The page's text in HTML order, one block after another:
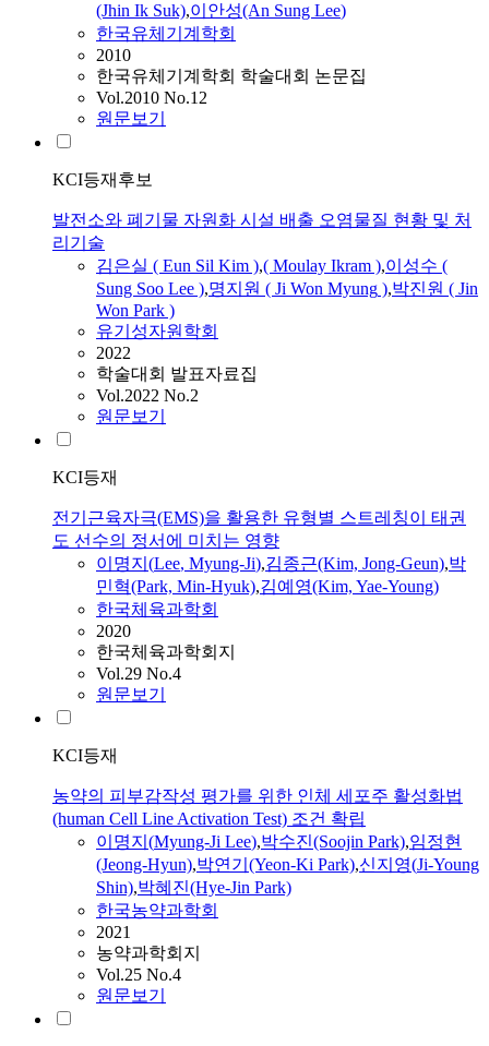
(Jhin Ik Suk),이안성(An Sung Lee)
한국유체기계학회
2010
한국유체기계학회 학술대회 논문집
Vol.2010 No.12
원문보기
KCI등재후보
발전소와 폐기물 자원화 시설 배출 오염물질 현황 및 처
리기술
김은실 ( Eun Sil Kim ),( Moulay Ikram ),이성수 (
Sung Soo Lee ),명지 원 ( Ji Won Myung ),박진원 ( Jin
Won Park )
유기성자원학회
2022
학술대회 발표자료집
Vol.2022 No.2
원문보기
KCI등재
전기근육자극(EMS)을 활용한 유형별 스트레칭이 태권
도 선수의 정서에 미치는 영향
이명지 (Lee, Myung-Ji),김종근(Kim, Jong-Geun),박
민혁(Park, Min-Hyuk),김예영(Kim, Yae-Young)
한국체육과학회
2020
한국체육과학회지
Vol.29 No.4
원문보기
KCI등재
농약의 피부감작성 평가를 위한 인체 세포주 활성화법
(human Cell Line Activation Test) 조건 확립
이명지 (Myung-Ji Lee),박수진(Soojin Park),임정현
(Jeong-Hyun),박연기(Yeon-Ki Park),신지영(Ji-Young
Shin),박혜진(Hye-Jin Park)
한국농약과학회
2021
농약과학회지
Vol.25 No.4
원문보기